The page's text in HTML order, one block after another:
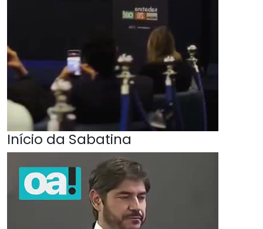
Início da Sabatina